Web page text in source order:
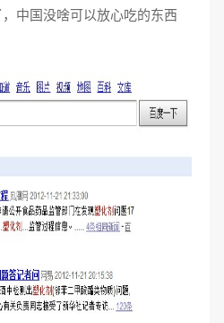
中国没啥可以放心吃的东西